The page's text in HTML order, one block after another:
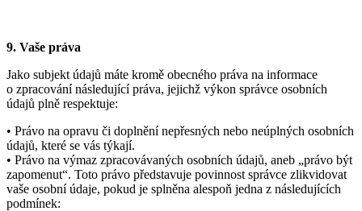
9. Vaše práva
Jako subjekt údajů máte kromě obecného práva na informace
o zpracování následující práva, jejichž výkon správce osobních
údajů plně respektuje:
• Právo na opravu či doplnění nepřesných nebo neúplných osobních
údajů, které se vás týkají.
• Právo na výmaz zpracovávaných osobních údajů, aneb „právo být
zapomenut“. Toto právo představuje povinnost správce zlikvidovat
vaše osobní údaje, pokud je splněna alespoň jedna z následujících
podmínek: